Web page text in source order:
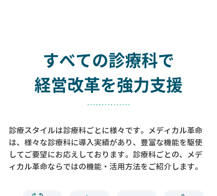
すべての診療科で
経営改革を強力支援
診療スタイルは診療科ごとに様々です。メディカル革命
は、様々な診療科に導入実績があり、 豊富な機能を駆使
してご要望にお応えしております。 診療科ごとの、メデ
ィカル革命ならではの機能・活用方法をご紹介します。